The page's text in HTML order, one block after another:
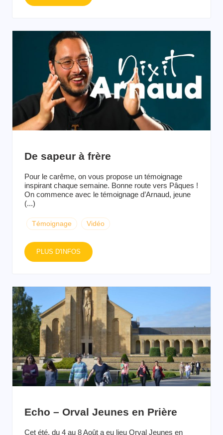
De sapeur à frère
Pour le carême, on vous propose un témoignage
inspirant chaque semaine. Bonne route vers Pâques !
On commence avec le témoignage d’Arnaud, jeune
(...)
Témoignage Vidéo
PLUS D'INFOS
Echo – Orval Jeunes en Prière
Cet été, du 4 au 8 Août a eu lieu Orval Jeunes en